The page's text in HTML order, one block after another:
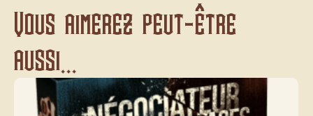
Vous aimerez peut-être
aussi...